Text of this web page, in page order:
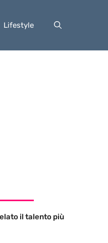
Lifestyle
il talento più